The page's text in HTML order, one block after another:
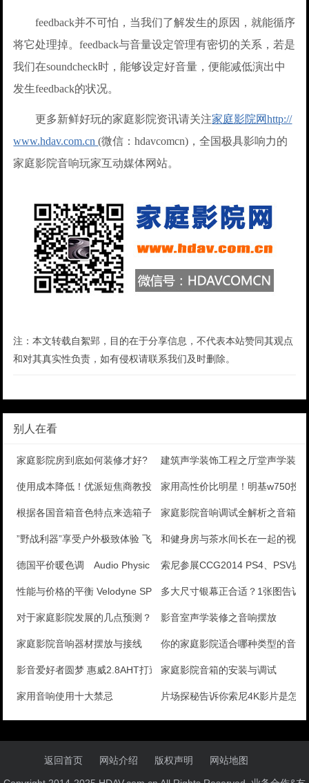
feedback并不可怕，当我们了解发生的原因，就能循序
将它处理掉。feedback与音量设定管理有密切的关系，若是
我们在soundcheck时，能够设定好音量，便能减低演出中
发生feedback的状况。
更多新鲜好玩的家庭影院资讯请关注家庭影院网http://
www.hdav.com.cn(微信：hdavcomcn)，全国极具影响力的
家庭影院音响玩家互动媒体网站。
注：本文转载自絮郢，目的在于分享信息，不代表本站赞同其观点
和对其真实性负责，如有侵权请联系我们及时删除。
别人在看
家庭影院房到底如何装修才好? 建筑声学装饰工程之厅堂声学装修
使用成本降低！优派短焦商教投影评测家用高性价比明星！明基w750投
根据各国音箱音色特点来选箱子 家庭影院音响调试全解析之音箱接
”野战利器”享受户外极致体验 飞利浦发布旗舰智能短焦
和健身房与茶水间长在一起的视听
德国平价暖色调 Audio Physic Class索尼参展CCG2014 PS4、PSV提
性能与价格的平衡 Velodyne SPL-Ultr多大尺寸银幕正合适？1张图告诉
对于家庭影院发展的几点预测？ 影音室声学装修之音响摆放
家庭影院音响器材摆放与接线 你的家庭影院适合哪种类型的音箱
影音爱好者圆梦 惠威2.8AHT打造百万级私人影院
家庭影院音箱的安装与调试
家用音响使用十大禁忌 片场探秘告诉你索尼4K影片是怎
返回首页 网站介绍 版权声明 网站地图